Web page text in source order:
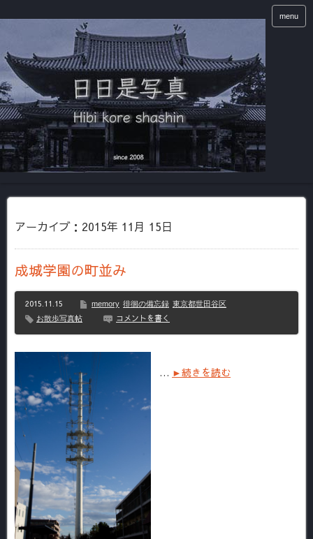
menu
アーカイブ：2015年 11月 15日
成城学園の町並み
2015.11.15 memory 徘徊の備忘録 東京都世田谷区
お散歩写真帖
コメントを書く
… ►続きを読む